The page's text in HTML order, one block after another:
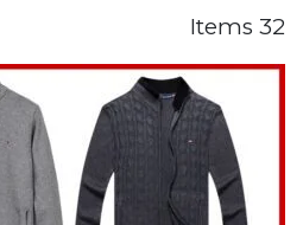
32 Items